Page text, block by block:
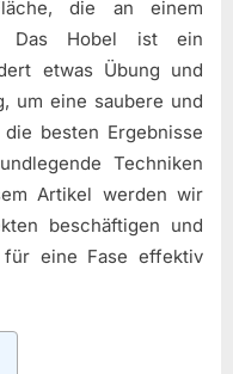
die an einem
Das Hobel ist ein
etwas Übung und
um eine saubere und
besten Ergebnisse
Techniken
Artikel werden wir
beschäftigen und
eine Fase effektiv